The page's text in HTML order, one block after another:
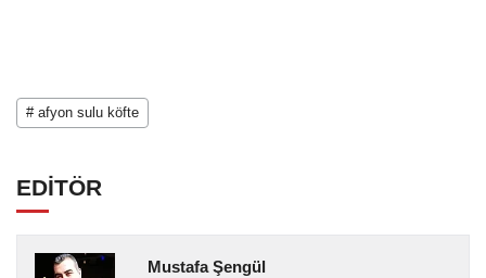
# afyon sulu köfte
EDİTÖR
Mustafa Şengül